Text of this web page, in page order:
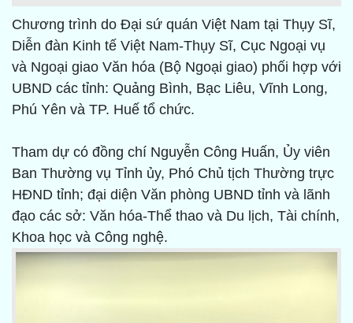
Chương trình do Đại sứ quán Việt Nam tại Thụy Sĩ,
Diễn đàn Kinh tế Việt Nam-Thụy Sĩ, Cục Ngoại vụ
và Ngoại giao Văn hóa (Bộ Ngoại giao) phối hợp với
UBND các tỉnh: Quảng Bình, Bạc Liêu, Vĩnh Long,
Phú Yên và TP. Huế tổ chức.
Tham dự có đồng chí Nguyễn Công Huấn, Ủy viên
Ban Thường vụ Tỉnh ủy, Phó Chủ tịch Thường trực
HĐND tỉnh; đại diện Văn phòng UBND tỉnh và lãnh
đạo các sở: Văn hóa-Thể thao và Du lịch, Tài chính,
Khoa học và Công nghệ.